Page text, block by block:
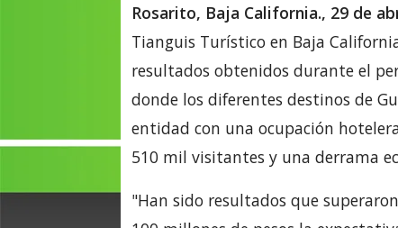
Rosarito, Baja California., 29 de
Tianguis Turístico en Baja
resultados obtenidos durante el
donde los diferentes destinos de
entidad con una ocupación
510 mil visitantes y una derrama
"Han sido resultados que